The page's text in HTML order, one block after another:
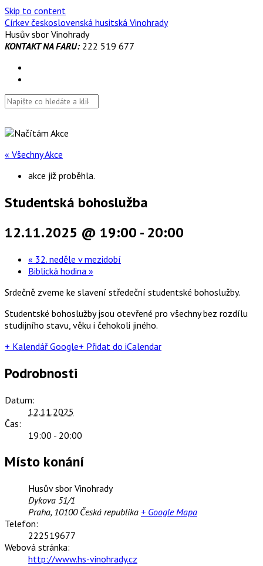
Skip to content
Církev československá husitská Vinohrady
Husův sbor Vinohrady
KONTAKT NA FARU:222 519 677
« Všechny Akce
akce již proběhla.
Studentská bohoslužba
12.11.2025 @ 19:00 - 20:00
« 32. neděle v mezidobí
Biblická hodina »
Srdečně zveme ke slavení středeční studentské bohoslužby.
Studentské bohoslužby jsou otevřené pro všechny bez rozdílu
studijního stavu, věku i čehokoli jiného.
+ Kalendář Google+ Přidat do iCalendar
Podrobnosti
Datum:
12.11.2025
Čas:
19:00 - 20:00
Místo konání
Husův sbor Vinohrady
Dykova 51/1
Praha, 10100 Česká republika + Google Mapa
Telefon:
222519677
Webová stránka:
http://www.hs-vinohrady.cz